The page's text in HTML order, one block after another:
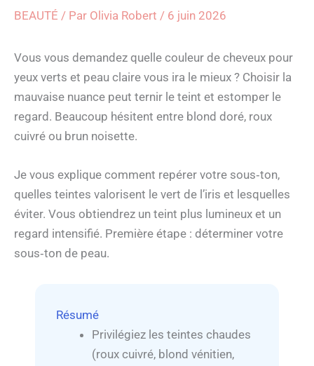
BEAUTÉ / Par Olivia Robert / 6 juin 2026
Vous vous demandez quelle couleur de cheveux pour
yeux verts et peau claire vous ira le mieux ? Choisir la
mauvaise nuance peut ternir le teint et estomper le
regard. Beaucoup hésitent entre blond doré, roux
cuivré ou brun noisette.
Je vous explique comment repérer votre sous‑ton,
quelles teintes valorisent le vert de l’iris et lesquelles
éviter. Vous obtiendrez un teint plus lumineux et un
regard intensifié. Première étape : déterminer votre
sous‑ton de peau.
Résumé
Privilégiez les teintes chaudes
(roux cuivré, blond vénitien,